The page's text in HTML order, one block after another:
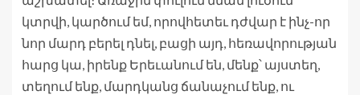
կտրվի, կարծում եմ, որովհետեւ դժվար է ինչ-որ
նոր մարդ բերել դնել, բացի այդ, հեռավորության
հարց կա, իրենք Երեւանում են, մենք՝ այստեղ,
տեղում ենք, մարդկանց ճանաչում ենք, ու